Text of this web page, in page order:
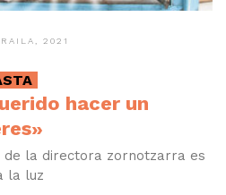
2021
hacer un
de la directora zornotzarra es
la luz